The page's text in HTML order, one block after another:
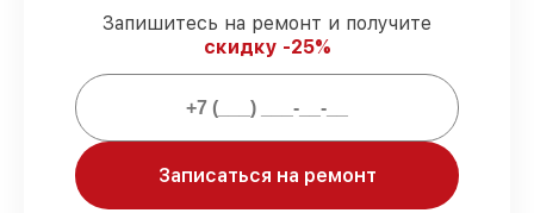
клиентом.
Подтвержденная гарантия
работы по починке проводятся с
официальной гарантией.
Мы гарантируем:
Запишитесь на ремонт и получите
скидку -25%
Записаться на ремонт